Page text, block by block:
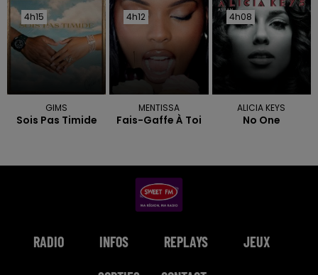
4h15
4h15
GIMS
Sois Pas Timide
4h12
4h12
MENTISSA
Fais-Gaffe À Toi
4h08
4h08
ALICIA KEYS
No One
RADIO INFOS REPLAYS JEUX